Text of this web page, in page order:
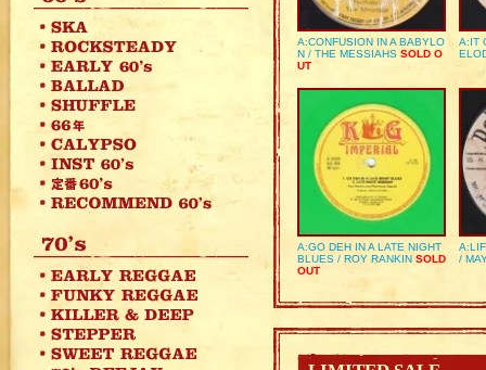
A:CONFUSION IN A BABYLO
N / THE MESSIAHS SOLD O
UT
A:IT
A:GO DEH IN A LATE NIGHT
BLUES / ROY RANKIN SOLD
OUT
/